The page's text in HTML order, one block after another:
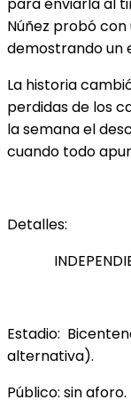
Núñez probó
demostrando un
La historia
perdidas de los
la semana el
cuando todo
Detalles:
Estadio:
alternativa).
Público: sin aforo.